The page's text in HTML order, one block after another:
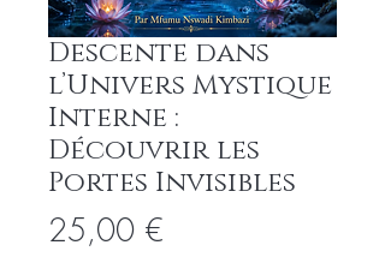
Descente dans
l’Univers Mystique
Interne :
Découvrir les
Portes Invisibles
25,00 €